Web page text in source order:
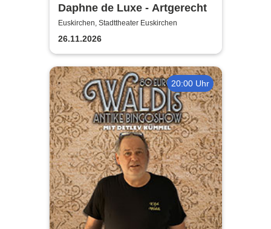
Daphne de Luxe - Artgerecht
Euskirchen, Stadttheater Euskirchen
26.11.2026
20:00 Uhr